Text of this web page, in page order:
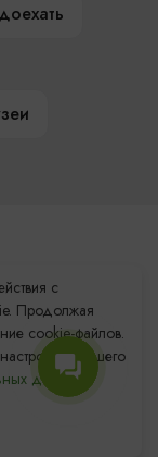
с
Продолжая
cookie-файлов.
Вашего
данных.